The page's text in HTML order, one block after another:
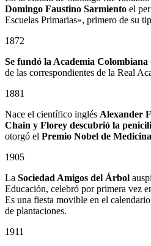
Domingo Faustino Sarmiento el
Escuelas Primarias», primero de su
1872
Se fundó la Academia Colombiana
de las correspondientes de la Real
1881
Nace el científico inglés Alexander
Chain y Florey descubrió la
otorgó el Premio Nobel de
1905
La Sociedad Amigos del Árbol
Educación, celebró por primera vez
Es una fiesta movible en el
de plantaciones.
1911